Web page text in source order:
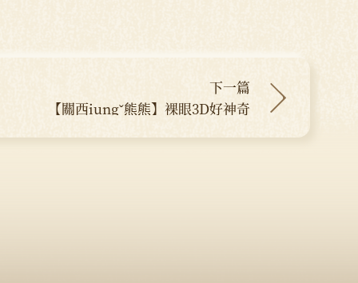
下一篇
【關西iungˇ熊熊】裸眼3D好神奇